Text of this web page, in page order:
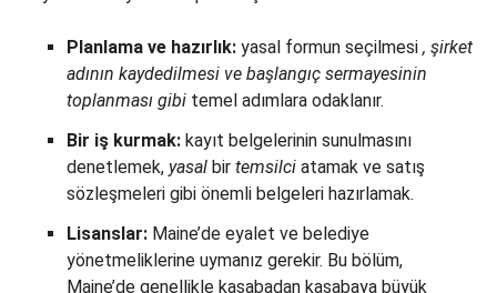
Planlama ve hazırlık: yasal formun seçilmesi , şirket
adının kaydedilmesi ve başlangıç sermayesinin
toplanması gibi temel adımlara odaklanır.
Bir iş kurmak: kayıt belgelerinin sunulmasını
denetlemek, yasal bir temsilci atamak ve satış
sözleşmeleri gibi önemli belgeleri hazırlamak.
Lisanslar: Maine’de eyalet ve belediye
yönetmeliklerine uymanız gerekir. Bu bölüm,
Maine’de genellikle kasabadan kasabaya büyük